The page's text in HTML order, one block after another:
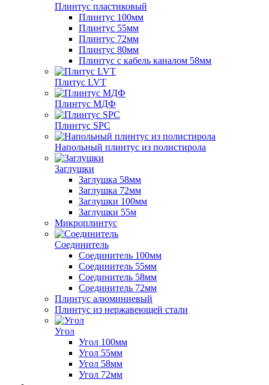
Плинтус пластиковый
Плинтус 100мм
Плинтус 55мм
Плинтус 72мм
Плинтус 80мм
Плинтус с кабель каналом 58мм
Плитус LVT
Плинтус МДФ
Плинтус SPC
Напольный плинтус из полистирола
Заглушки
Заглушка 58мм
Заглушка 72мм
Заглушки 100мм
Заглушки 55м
Микроплинтус
Соединитель
Соединитель 100мм
Соединитель 55мм
Соединитель 58мм
Соединитель 72мм
Плинтус алюминиевый
Плинтус из нержавеющей стали
Угол
Угол 100мм
Угол 55мм
Угол 58мм
Угол 72мм